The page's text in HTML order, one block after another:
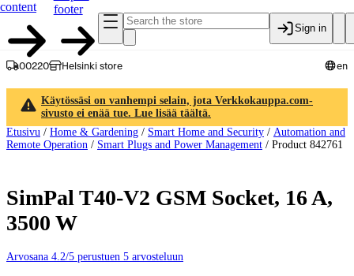
content
footer
Sign in
00220 Helsinki store en
Käytössäsi on vanhempi selain, jota Verkkokauppa.com-
sivusto ei enää tue. Lue lisää täältä.
Etusivu / Home & Gardening / Smart Home and Security / Automation and
Remote Operation / Smart Plugs and Power Management / Product 842761
SimPal T40-V2 GSM Socket, 16 A,
3500 W
Arvosana 4.2/5 perustuen 5 arvosteluun